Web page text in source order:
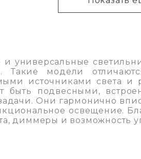
универсальные
модели
источниками света и
быть подвесными,
Они гармонично
освещение.
диммеры и возможность